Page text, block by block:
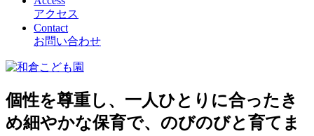
アクセス
Contact
お問い合わせ
個性を尊重し、一人ひとりに合ったき
め細やかな保育で、のびのびと育てま